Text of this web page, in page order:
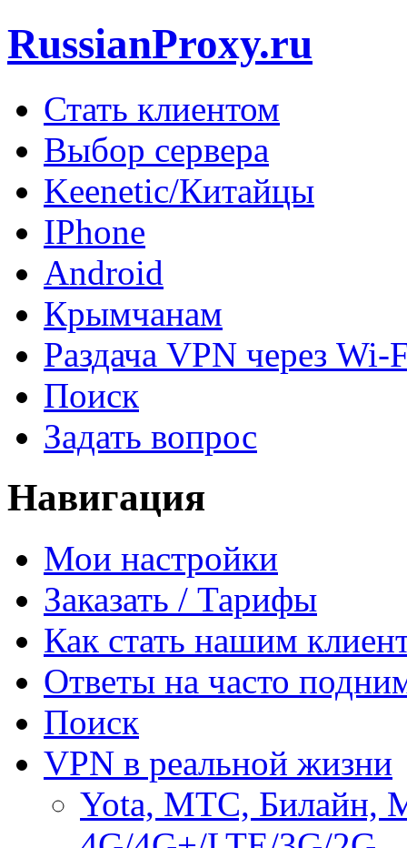
RussianProxy.ru
Стать клиентом
Выбор сервера
Keenetic/Китайцы
IPhone
Android
Крымчанам
Раздача VPN через Wi-
Поиск
Задать вопрос
Навигация
Мои настройки
Заказать / Тарифы
Как стать нашим
Ответы на часто
Поиск
VPN в реальной жизни
Yota, МТС, Билайн,